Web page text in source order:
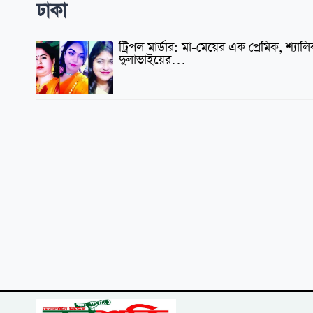
ঢাকা
ট্রিপল মার্ডার: মা-মেয়ের এক প্রেমিক,
দুলাভাইয়ের…